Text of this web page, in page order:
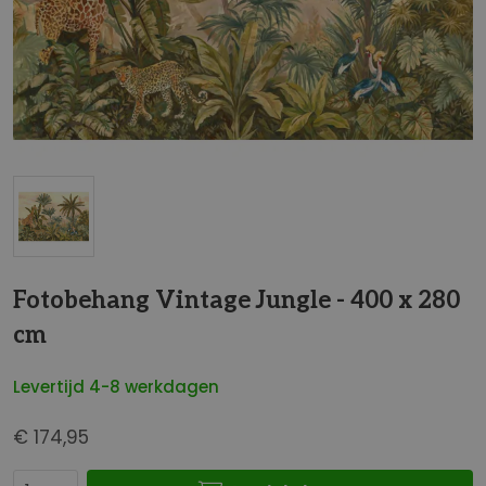
t
e
n
d
e
a
n
d
a
f
e
l
a
a
r
h
e
Fotobehang Vintage Jungle - 400 x 280
cm
Levertijd 4-8 werkdagen
€ 174,95